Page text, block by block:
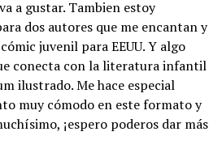
a gustar. Tambien estoy
dos autores que me encantan y
juvenil para EEUU. Y algo
conecta con la literatura infantil
ilustrado. Me hace especial
muy cómodo en este formato y
¡espero poderos dar más